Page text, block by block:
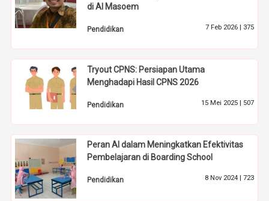
di Al Masoem
Pendidikan 7 Feb 2026 | 375
Tryout CPNS: Persiapan Utama
Menghadapi Hasil CPNS 2026
Pendidikan 15 Mei 2025 | 507
Peran AI dalam Meningkatkan Efektivitas
Pembelajaran di Boarding School
Pendidikan 8 Nov 2024 | 723